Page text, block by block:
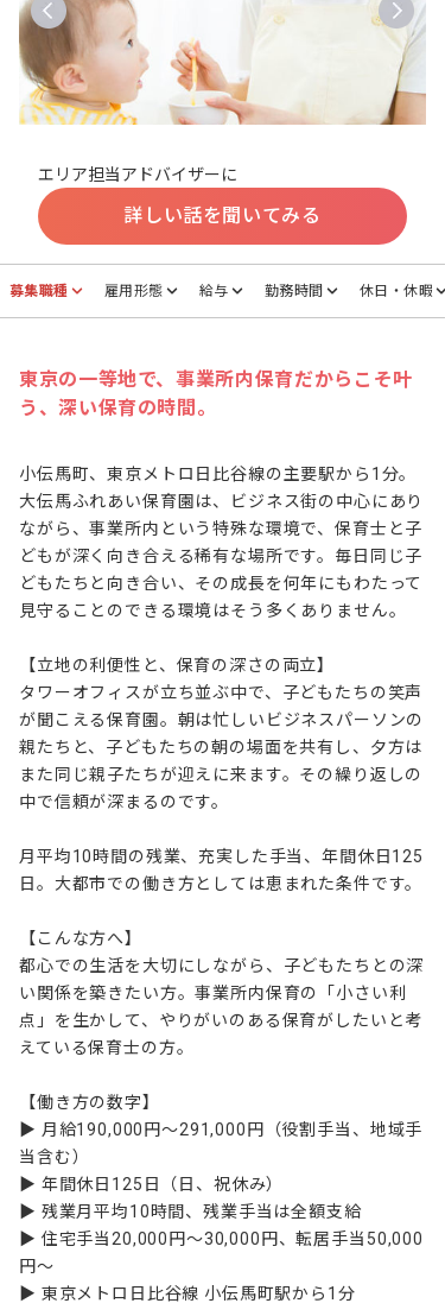
エリア担当アドバイザーに
詳しい話を聞いてみる
募集職種 雇用形態 給与 勤務時間 休日・休暇
東京の一等地で、事業所内保育だからこそ叶
う、深い保育の時間。
小伝馬町、東京メトロ日比谷線の主要駅から1分。
大伝馬ふれあい保育園は、ビジネス街の中心にあり
ながら、事業所内という特殊な環境で、保育士と子
どもが深く向き合える稀有な場所です。毎日同じ子
どもたちと向き合い、その成長を何年にもわたって
見守ることのできる環境はそう多くありません。
【立地の利便性と、保育の深さの両立】
タワーオフィスが立ち並ぶ中で、子どもたちの笑声
が聞こえる保育園。朝は忙しいビジネスパーソンの
親たちと、子どもたちの朝の場面を共有し、夕方は
また同じ親子たちが迎えに来ます。その繰り返しの
中で信頼が深まるのです。
月平均10時間の残業、充実した手当、年間休日125
日。大都市での働き方としては恵まれた条件です。
【こんな方へ】
都心での生活を大切にしながら、子どもたちとの深
い関係を築きたい方。事業所内保育の「小さい利
点」を生かして、やりがいのある保育がしたいと考
えている保育士の方。
【働き方の数字】
▶ 月給190,000円〜291,000円（役割手当、地域手
当含む）
▶ 年間休日125日（日、祝休み）
▶ 残業月平均10時間、残業手当は全額支給
▶ 住宅手当20,000円〜30,000円、転居手当50,000
円〜
▶ 東京メトロ日比谷線 小伝馬町駅から1分